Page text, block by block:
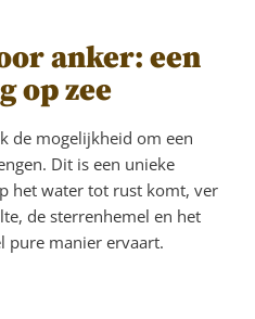
anker: een
op zee
de mogelijkheid om een
Dit is een unieke
het water tot rust komt, ver
de sterrenhemel en het
pure manier ervaart.